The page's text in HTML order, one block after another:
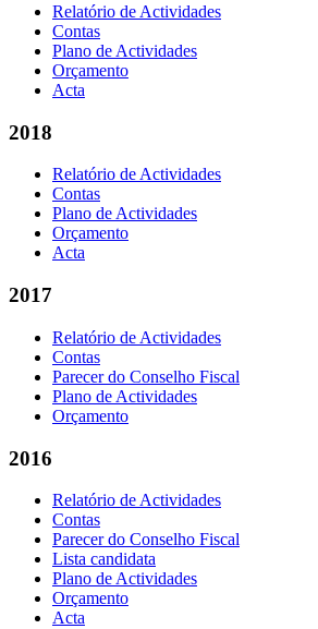
Relatório de Actividades
Contas
Plano de Actividades
Orçamento
Acta
2018
Relatório de Actividades
Contas
Plano de Actividades
Orçamento
Acta
2017
Relatório de Actividades
Contas
Parecer do Conselho Fiscal
Plano de Actividades
Orçamento
2016
Relatório de Actividades
Contas
Parecer do Conselho Fiscal
Lista candidata
Plano de Actividades
Orçamento
Acta